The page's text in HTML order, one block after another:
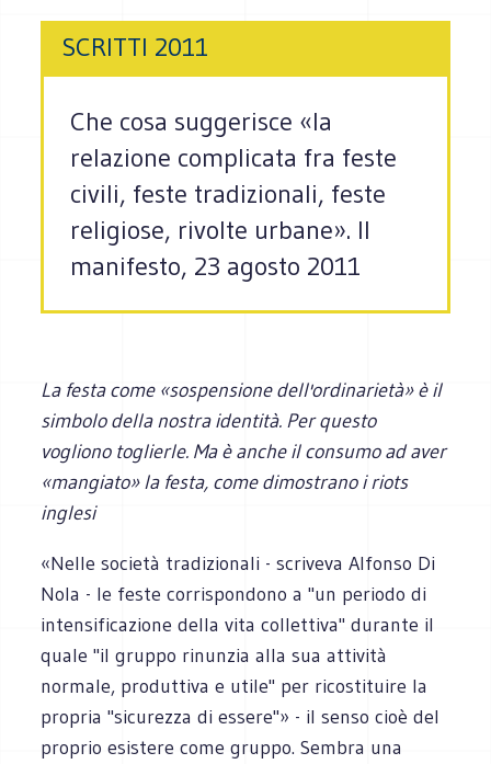
SCRITTI 2011
Che cosa suggerisce «la
relazione complicata fra feste
civili, feste tradizionali, feste
religiose, rivolte urbane». Il
manifesto, 23 agosto 2011
La festa come «sospensione dell'ordinarietà» è il
simbolo della nostra identità. Per questo
vogliono toglierle. Ma è anche il consumo ad aver
«mangiato» la festa, come dimostrano i riots
inglesi
«Nelle società tradizionali - scriveva Alfonso Di
Nola - le feste corrispondono a "un periodo di
intensificazione della vita collettiva" durante il
quale "il gruppo rinunzia alla sua attività
normale, produttiva e utile" per ricostituire la
propria "sicurezza di essere"» - il senso cioè del
proprio esistere come gruppo. Sembra una